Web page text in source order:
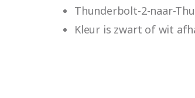
Thunderbolt-2-naar-
Kleur is zwart of wit